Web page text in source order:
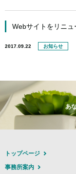
Webサイトをリニュ
2017.09.22 お知らせ
あ
トップページ
事務所案内